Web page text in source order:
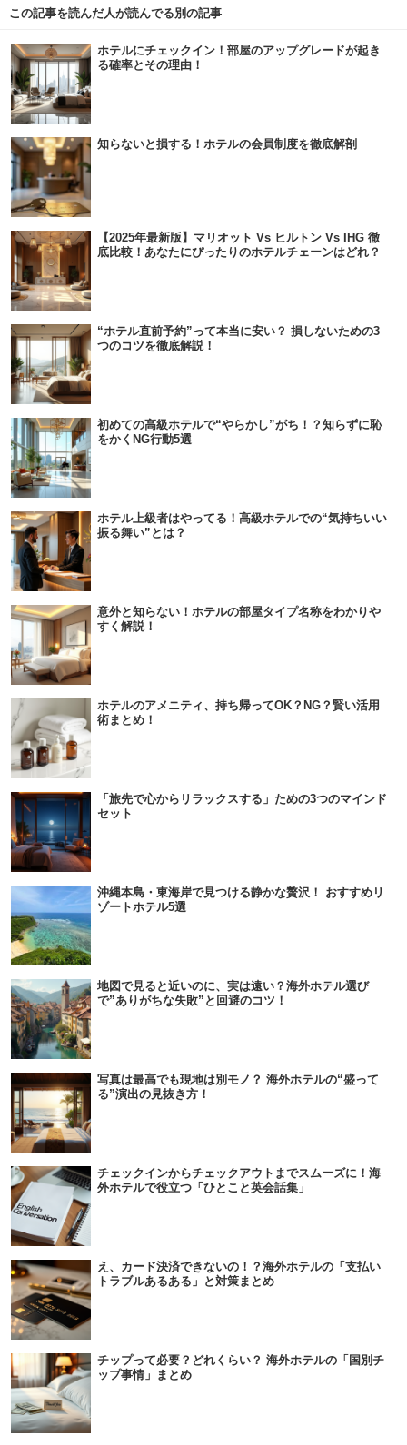
この記事を読んだ人が読んでる別の記事
ホテルにチェックイン！部屋のアップグレードが起き
る確率とその理由！
知らないと損する！ホテルの会員制度を徹底解剖
【2025年最新版】マリオット Vs ヒルトン Vs IHG 徹
底比較！あなたにぴったりのホテルチェーンはどれ？
“ホテル直前予約”って本当に安い？ 損しないための3
つのコツを徹底解説！
初めての高級ホテルで“やらかし”がち！？知らずに恥
をかくNG行動5選
ホテル上級者はやってる！高級ホテルでの“気持ちいい
振る舞い”とは？
意外と知らない！ホテルの部屋タイプ名称をわかりや
すく解説！
ホテルのアメニティ、持ち帰ってOK？NG？賢い活用
術まとめ！
「旅先で心からリラックスする」ための3つのマインド
セット
沖縄本島・東海岸で見つける静かな贅沢！ おすすめリ
ゾートホテル5選
地図で見ると近いのに、実は遠い？海外ホテル選び
で”ありがちな失敗”と回避のコツ！
写真は最高でも現地は別モノ？ 海外ホテルの“盛って
る”演出の見抜き方！
チェックインからチェックアウトまでスムーズに！海
外ホテルで役立つ「ひとこと英会話集」
え、カード決済できないの！？海外ホテルの「支払い
トラブルあるある」と対策まとめ
チップって必要？どれくらい？ 海外ホテルの「国別チ
ップ事情」まとめ